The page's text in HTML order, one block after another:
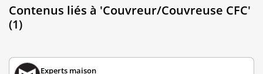
Contenus liés à 'Couvreur/Couvreuse CFC'
(1)
Experts maison